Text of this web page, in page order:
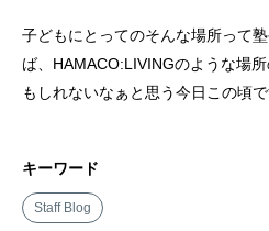
子どもにとってのそんな場所って
ば、HAMACO:LIVINGのような場
もしれないなぁと思う今日この頃で
キーワード
Staff Blog